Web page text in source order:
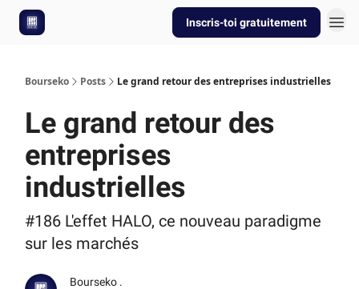
Inscris-toi gratuitement
Bourseko Posts Le grand retour des entreprises industrielles
Le grand retour des
entreprises
industrielles
#186 L'effet HALO, ce nouveau paradigme
sur les marchés
Bourseko .